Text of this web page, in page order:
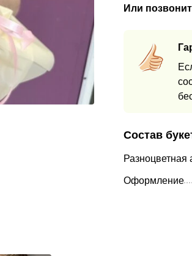
Или
Состав
Разноцветная
Оформление